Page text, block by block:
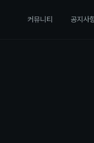
커뮤니티 공지사